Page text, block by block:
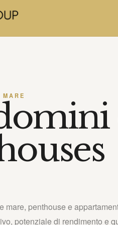
mare, penthouse e
potenziale di rendimento e